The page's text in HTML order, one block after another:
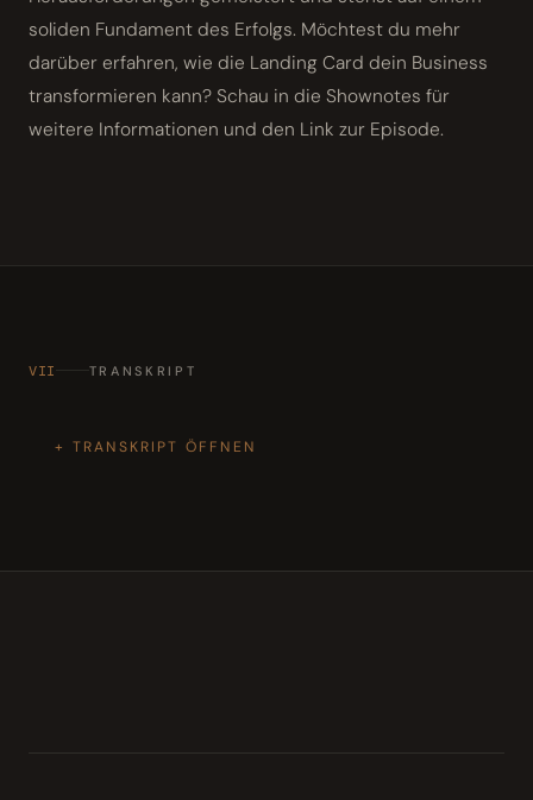
soliden Fundament des Erfolgs. Möchtest du mehr
darüber erfahren, wie die Landing Card dein Business
transformieren kann? Schau in die Shownotes für
weitere Informationen und den Link zur Episode.
VII TRANSKRIPT
TRANSKRIPT ÖFFNEN